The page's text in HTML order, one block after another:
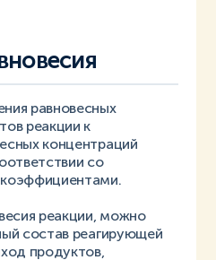
равновесных
реакции к
концентраций
со
реакции, можно
состав реагирующей
продуктов,